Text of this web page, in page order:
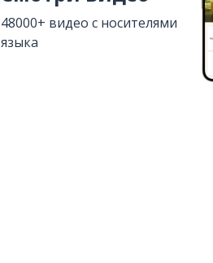
48000+ видео с носителями
языка